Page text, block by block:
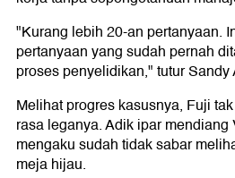
"Kurang lebih 20-an pertanyaan.
pertanyaan yang sudah pernah
proses penyelidikan," tutur Sandy
Melihat progres kasusnya, Fuji
rasa leganya. Adik ipar mendiang
mengaku sudah tidak sabar
meja hijau.